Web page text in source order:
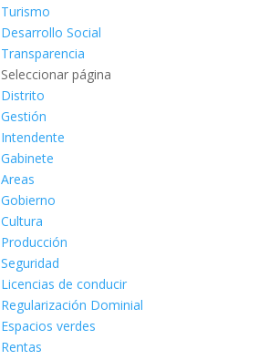
Turismo
Desarrollo Social
Transparencia
Seleccionar página
Distrito
Gestión
Intendente
Gabinete
Areas
Gobierno
Cultura
Producción
Seguridad
Licencias de conducir
Regularización Dominial
Espacios verdes
Rentas